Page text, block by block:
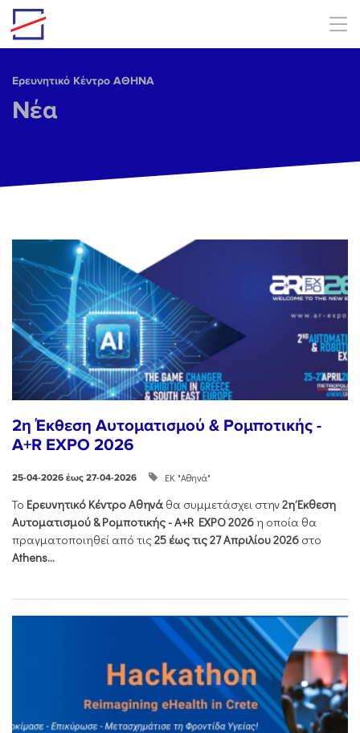
Skip to main content
Ερευνητικό Κέντρο ΑΘΗΝΑ
Νέα
2η Έκθεση Αυτοματισμού & Ρομποτικής -
A+R EXPO 2026
25-04-2026 έως 27-04-2026 ΕΚ "Αθηνά"
Το Ερευνητικό Κέντρο Αθηνά θα συμμετάσχει στην2η Έκθεση
Αυτοματισμού & Ρομποτικής - Α+R EXPO 2026 η οποία θα
πραγματοποιηθεί από τις25 έως τις 27 Απριλίου 2026 στο
Athens...